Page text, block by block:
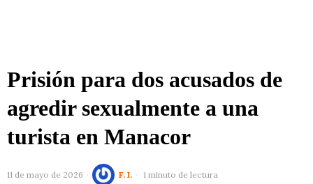
Prisión para dos acusados de
agredir sexualmente a una
turista en Manacor
11 de mayo de 2026 F. I. 1 minuto de lectura